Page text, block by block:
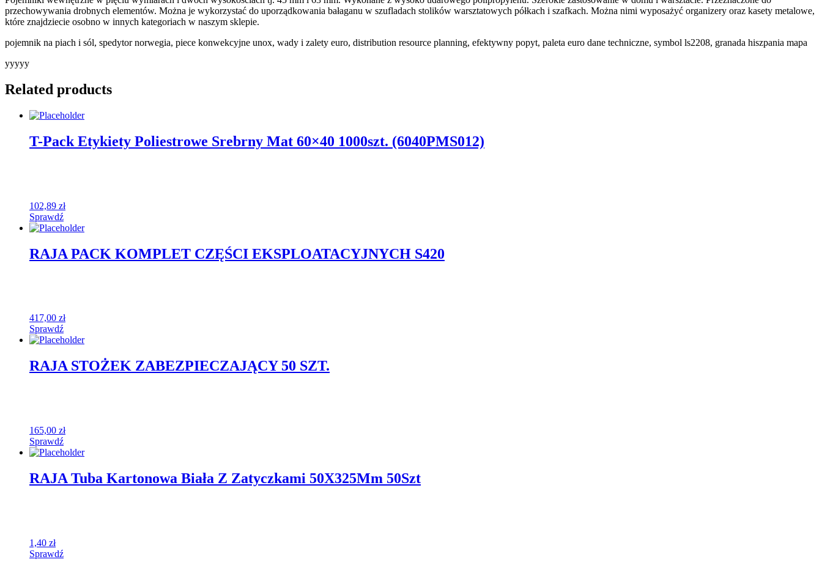
przechowywania drobnych elementów. Można je wykorzystać do uporządkowania bałaganu w szufladach stolików warsztatowych półkach i szafkach. Można nimi wyposażyć organizery oraz kasety metalowe,
które znajdziecie osobno w innych kategoriach w naszym sklepie.
pojemnik na piach i sól, spedytor norwegia, piece konwekcyjne unox, wady i zalety euro, distribution resource planning, efektywny popyt, paleta euro dane techniczne, symbol ls2208, granada hiszpania mapa
yyyyy
Related products
T-Pack Etykiety Poliestrowe Srebrny Mat 60×40 1000szt. (6040PMS012)
102,89 zł
Sprawdź
RAJA PACK KOMPLET CZĘŚCI EKSPLOATACYJNYCH S420
417,00 zł
Sprawdź
RAJA STOŻEK ZABEZPIECZAJĄCY 50 SZT.
165,00 zł
Sprawdź
RAJA Tuba Kartonowa Biała Z Zatyczkami 50X325Mm 50Szt
1,40 zł
Sprawdź